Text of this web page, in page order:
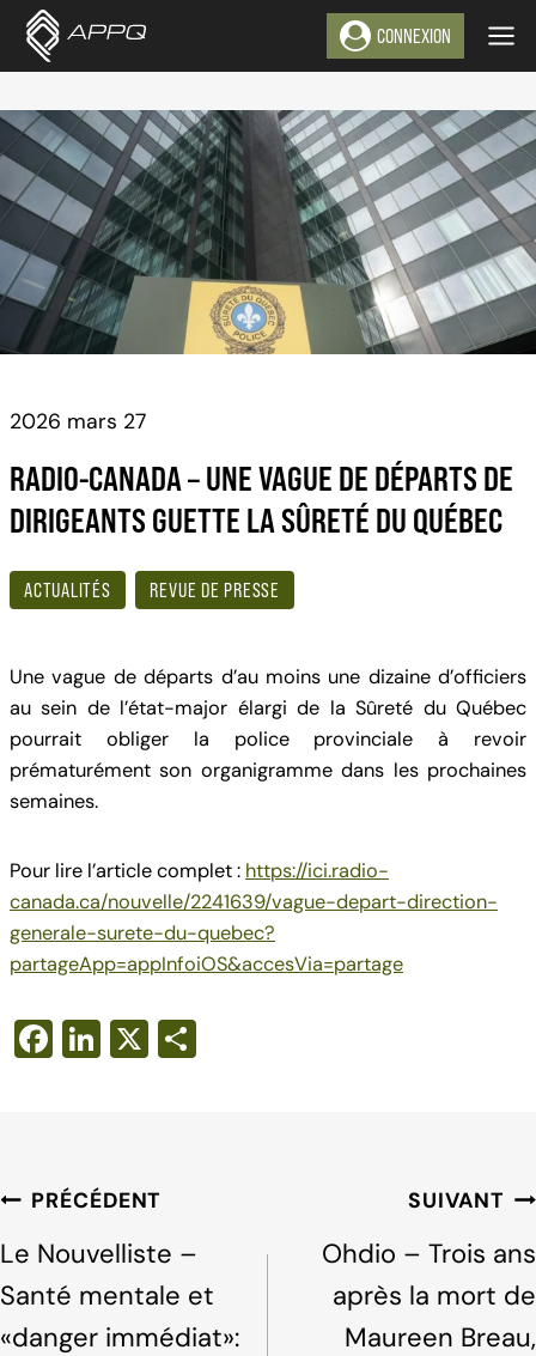
Aller
contenu
CONNEXION
ACTUALITÉS REVUE DE PRESSE
RADIO-CANADA – UNE VAGUE DE DÉPARTS DE
DIRIGEANTS GUETTE LA SÛRETÉ DU QUÉBEC
2026 mars 27
Une vague de départs d’au moins une dizaine d’officiers
au sein de l’état-major élargi de la Sûreté du Québec
pourrait obliger la police provinciale à revoir
prématurément son organigramme dans les prochaines
semaines.
Pour lire l’article complet : https://ici.radio-
canada.ca/nouvelle/2241639/vague-depart-direction-
generale-surete-du-quebec?
partageApp=appInfoiOS&accesVia=partage
F
b
o
o
k
Li
dI
n
X
Navigation
l'article
PRÉCÉDENT
Le Nouvelliste –
Santé mentale et
«danger immédiat»:
SUIVANT
Ohdio – Trois ans
après la mort de
Maureen Breau,